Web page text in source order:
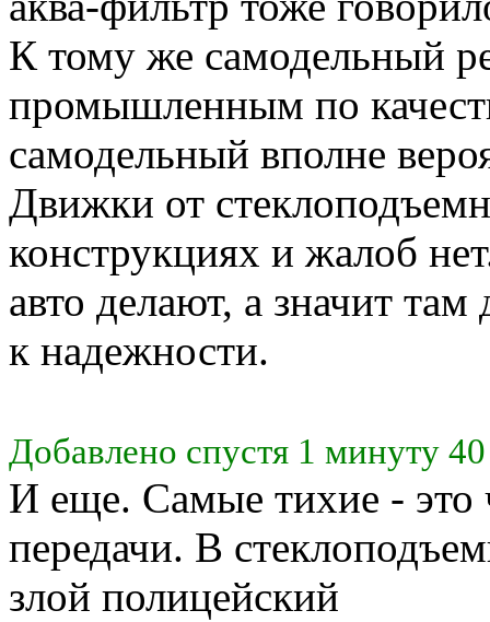
К тому же самодельный
промышленным по
самодельный вполне
Движки от
конструкциях и жалоб
авто делают, а значит
к надежности.
Добавлено спустя 1 минуту
И еще. Самые тихие - это
передачи. В
злой полицейский